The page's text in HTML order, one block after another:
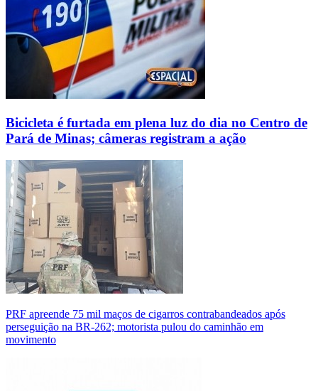
Bicicleta é furtada em plena luz do dia no Centro de
Pará de Minas; câmeras registram a ação
PRF apreende 75 mil maços de cigarros contrabandeados após
perseguição na BR-262; motorista pulou do caminhão em
movimento